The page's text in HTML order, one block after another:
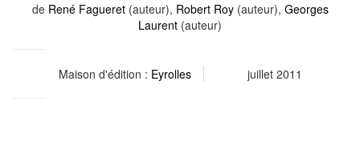
de René Fagueret(auteur), Robert Roy(auteur), Georges
Laurent (auteur)
Maison d'édition : Eyrolles juillet 2011